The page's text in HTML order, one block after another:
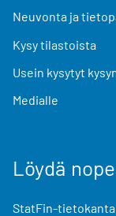
Neuvonta ja
Kysy tilastoista
Usein kysytyt
Medialle
Löydä
StatFin-tietokanta